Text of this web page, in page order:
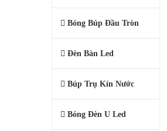
Bóng Búp Đầu Tròn
Đèn Bàn Led
Búp Trụ Kín Nước
Bóng Đèn U Led